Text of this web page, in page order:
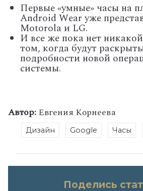
Первые «умные» часы на
Android Wear уже
Motorola и LG.
И все же пока нет
том, когда будут
подробности новой
системы.
Автор:Евгения Корнеева
Дизайн Google Часы
Поделись